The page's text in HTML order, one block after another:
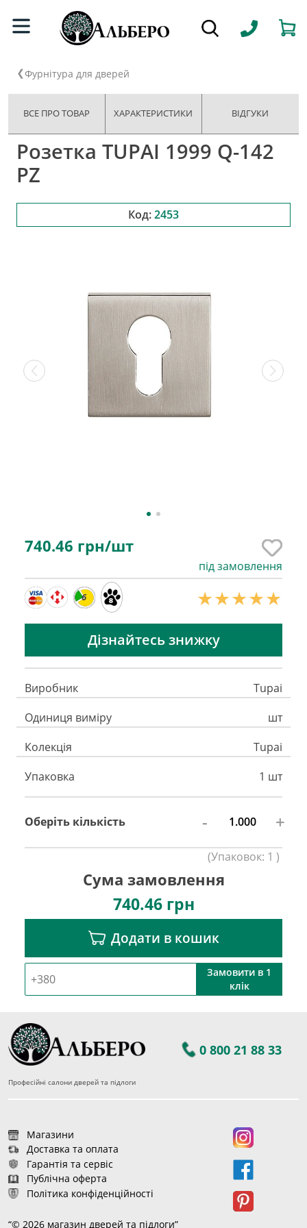
Фурнітура для дверей
ВСЕ ПРО ТОВАР ХАРАКТЕРИСТИКИ ВІДГУКИ
Розетка TUPAI 1999 Q-142
PZ
Код:2453
740.46 грн/шт
під замовлення
6
Дізнайтесь знижку
Виробник
Tupai
Одиниця виміру
шт
Колекція
Tupai
Упаковка
1 шт
Оберіть кількість - +
(Упаковок: 1 )
Сума замовлення
740.46грн
Додати в кошик
Замовити в 1
клік
0 800 21 88 33
Професійні салони дверей та підлоги
Магазини
Доставка та оплата
Гарантія та сервіс
Публічна оферта
Політика конфіденційності
“© 2026 магазин дверей та підлоги”